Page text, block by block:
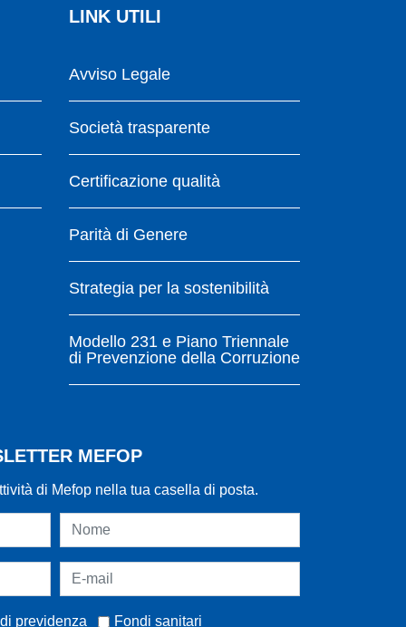
LINK UTILI
Avviso Legale
Società trasparente
Certificazione qualità
Parità di Genere
Strategia per la sostenibilità
Modello 231 e Piano Triennale
di Prevenzione della Corruzione
MEFOP
di Mefop nella tua casella di posta.
previdenza Fondi sanitari